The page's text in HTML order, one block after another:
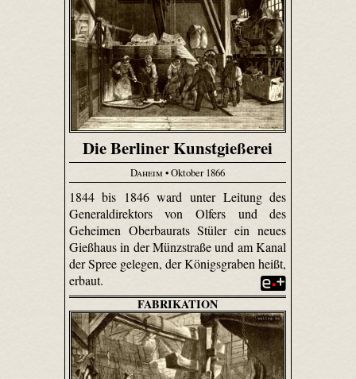
Die Berliner Kunstgießerei
Daheim • Oktober 1866
1844 bis 1846 ward unter Leitung des
Generaldirektors von Olfers und des
Geheimen Oberbaurats Stüler ein neues
Gießhaus in der Münzstraße und am Kanal
der Spree gelegen, der Königsgraben heißt,
erbaut.
FABRIKATION